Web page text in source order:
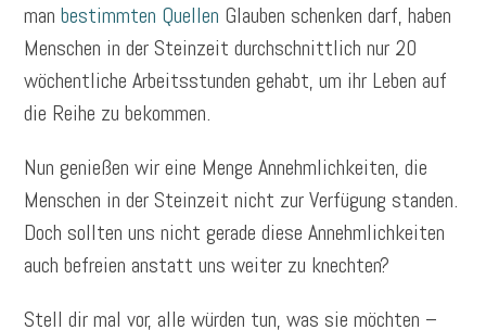
manbestimmten Quellen Glauben schenken darf, haben
Menschen in der Steinzeit durchschnittlich nur 20
wöchentliche Arbeitsstunden gehabt, um ihr Leben auf
die Reihe zu bekommen.
Nun genießen wir eine Menge Annehmlichkeiten, die
Menschen in der Steinzeit nicht zur Verfügung standen.
Doch sollten uns nicht gerade diese Annehmlichkeiten
auch befreien anstatt uns weiter zu knechten?
Stell dir mal vor, alle würden tun, was sie möchten –